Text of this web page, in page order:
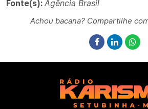
Fonte(s): Agência Brasil
Achou bacana? Compartilhe